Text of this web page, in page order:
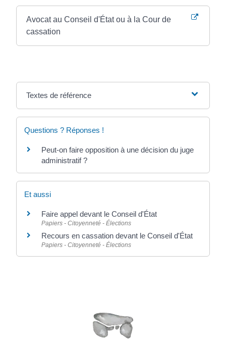
Avocat au Conseil d'État ou à la Cour de
cassation
Textes de référence
Questions ? Réponses !
Peut-on faire opposition à une décision du juge
administratif ?
Et aussi
Faire appel devant le Conseil d'État
Papiers - Citoyenneté - Élections
Recours en cassation devant le Conseil d'État
Papiers - Citoyenneté - Élections